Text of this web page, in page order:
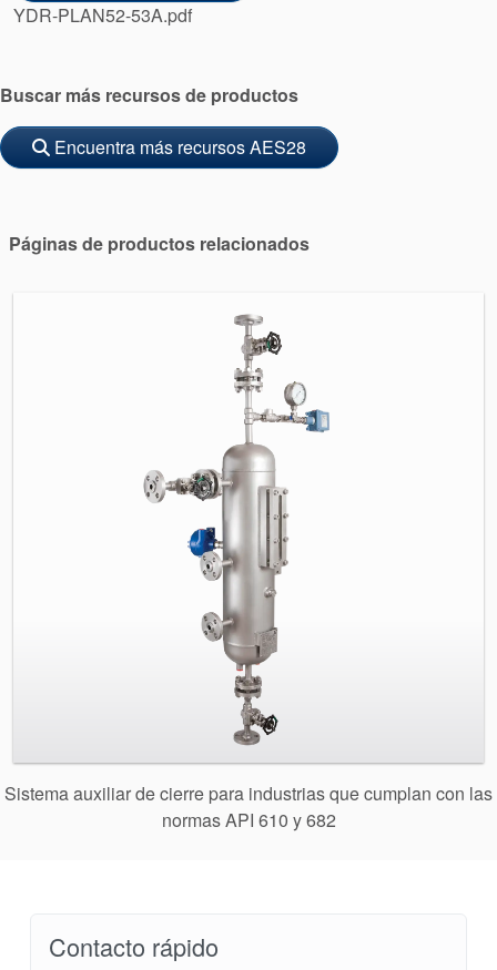
Academia
Planos de tuberías API
Guías de la industria
Folletos de productos
YDR-PLAN52-53A.pdf
Buscar más recursos de productos
Encuentra más recursos AES28
Páginas de productos relacionados
Sistema auxiliar de cierre para industrias que cumplan con las
normas API 610 y 682
Contacto rápido